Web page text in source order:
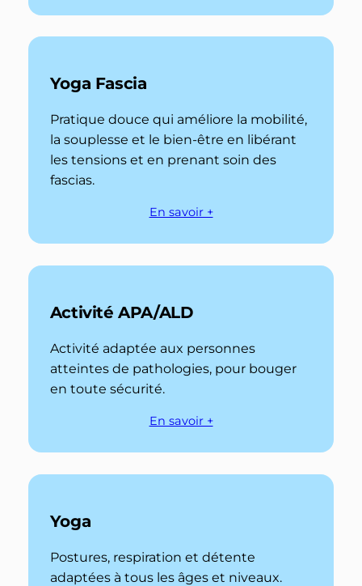
Yoga Fascia
Pratique douce qui améliore la mobilité,
la souplesse et le bien-être en libérant
les tensions et en prenant soin des
fascias.
En savoir +
Activité APA/ALD
Activité adaptée aux personnes
atteintes de pathologies, pour bouger
en toute sécurité.
En savoir +
Yoga
Postures, respiration et détente
adaptées à tous les âges et niveaux.